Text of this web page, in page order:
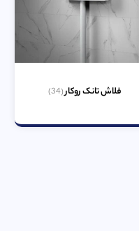
فلاش تانک روکار(34)